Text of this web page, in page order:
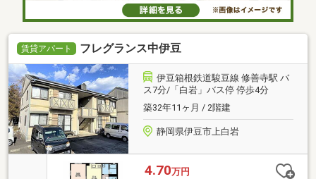
賃貸アパート フレグランス中伊豆
伊豆箱根鉄道駿豆線 修善寺駅 バ
ス7分/「白岩」バス停 停歩4分
築32年11ヶ月 / 2階建
静岡県伊豆市上白岩
4.70万円